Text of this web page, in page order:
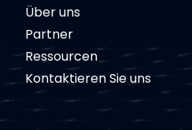
Über uns
Partner
Ressourcen
Kontaktieren Sie uns